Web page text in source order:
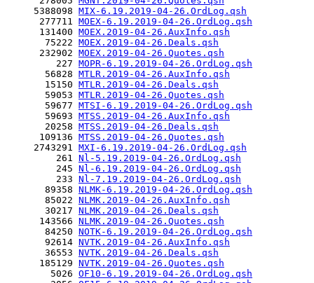
     5388098
MIX-6.19.2019-04-26.OrdLog.qsh
      277711
MOEX-6.19.2019-04-26.OrdLog.qsh
      131400
MOEX.2019-04-26.AuxInfo.qsh
       75222
MOEX.2019-04-26.Deals.qsh
      232902
MOEX.2019-04-26.Quotes.qsh
         227
MOPR-6.19.2019-04-26.OrdLog.qsh
       56828
MTLR.2019-04-26.AuxInfo.qsh
       15150
MTLR.2019-04-26.Deals.qsh
       59053
MTLR.2019-04-26.Quotes.qsh
       59677
MTSI-6.19.2019-04-26.OrdLog.qsh
       59693
MTSS.2019-04-26.AuxInfo.qsh
       20258
MTSS.2019-04-26.Deals.qsh
      109136
MTSS.2019-04-26.Quotes.qsh
     2743291
MXI-6.19.2019-04-26.OrdLog.qsh
         261
Nl-5.19.2019-04-26.OrdLog.qsh
         245
Nl-6.19.2019-04-26.OrdLog.qsh
         233
Nl-7.19.2019-04-26.OrdLog.qsh
       89358
NLMK-6.19.2019-04-26.OrdLog.qsh
       85022
NLMK.2019-04-26.AuxInfo.qsh
       30217
NLMK.2019-04-26.Deals.qsh
      143566
NLMK.2019-04-26.Quotes.qsh
       84250
NOTK-6.19.2019-04-26.OrdLog.qsh
       92614
NVTK.2019-04-26.AuxInfo.qsh
       36553
NVTK.2019-04-26.Deals.qsh
      185129
NVTK.2019-04-26.Quotes.qsh
        5026
OF10-6.19.2019-04-26.OrdLog.qsh